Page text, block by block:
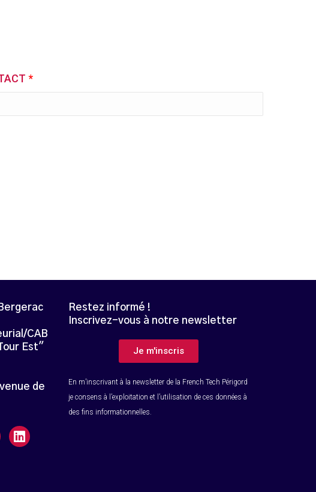
*
CAB
Est"
de
Restez informé !
Inscrivez-vous à notre newsletter
Je m'inscris
En m’inscrivant à la newsletter de la French Tech Périgord
je consens à l’exploitation et l’utilisation de ces données à
des fins informationnelles.